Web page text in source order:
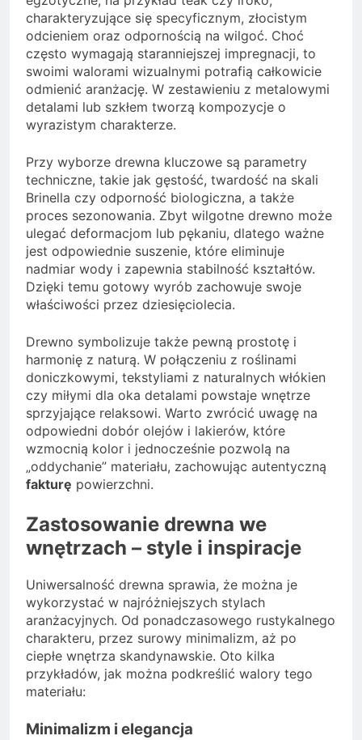
charakteryzujące się specyficznym, złocistym
odcieniem oraz odpornością na wilgoć. Choć
często wymagają staranniejszej impregnacji, to
swoimi walorami wizualnymi potrafią całkowicie
odmienić aranżację. W zestawieniu z metalowymi
detalami lub szkłem tworzą kompozycje o
wyrazistym charakterze.
Przy wyborze drewna kluczowe są parametry
techniczne, takie jak gęstość, twardość na skali
Brinella czy odporność biologiczna, a także
proces sezonowania. Zbyt wilgotne drewno może
ulegać deformacjom lub pękaniu, dlatego ważne
jest odpowiednie suszenie, które eliminuje
nadmiar wody i zapewnia stabilność kształtów.
Dzięki temu gotowy wyrób zachowuje swoje
właściwości przez dziesięciolecia.
Drewno symbolizuje także pewną prostotę i
harmonię z naturą. W połączeniu z roślinami
doniczkowymi, tekstyliami z naturalnych włókien
czy miłymi dla oka detalami powstaje wnętrze
sprzyjające relaksowi. Warto zwrócić uwagę na
odpowiedni dobór olejów i lakierów, które
wzmocnią kolor i jednocześnie pozwolą na
„oddychanie” materiału, zachowując autentyczną
fakturę powierzchni.
Zastosowanie drewna we
wnętrzach – style i inspiracje
Uniwersalność drewna sprawia, że można je
wykorzystać w najróżniejszych stylach
aranżacyjnych. Od ponadczasowego rustykalnego
charakteru, przez surowy minimalizm, aż po
ciepłe wnętrza skandynawskie. Oto kilka
przykładów, jak można podkreślić walory tego
materiału:
Minimalizm i elegancja